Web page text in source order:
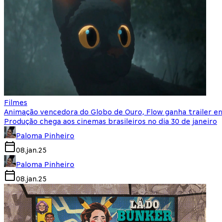
Filmes
Animação vencedora do Globo de Ouro, Flow ganha trailer
Produção chega aos cinemas brasileiros no dia 30 de janeiro
Paloma Pinheiro
08.jan.25
Paloma Pinheiro
08.jan.25